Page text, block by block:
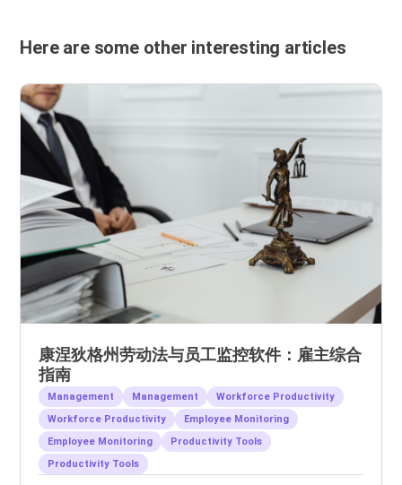
Here are some other interesting articles
康涅狄格州劳动法与员工监控软件：雇主综合
指南
Management Management
Workforce Productivity
Workforce Productivity
Employee Monitoring
Employee Monitoring
Productivity Tools
Productivity Tools